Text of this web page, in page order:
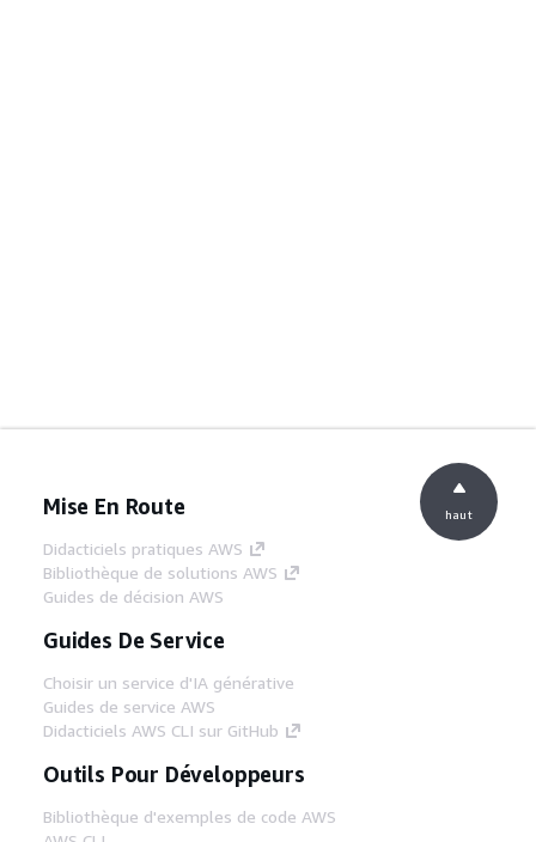
Mise En Route
Didacticiels pratiques AWS
Bibliothèque de solutions AWS
Guides de décision AWS
Guides De Service
Choisir un service d'IA générative
Guides de service AWS
Didacticiels AWS CLI sur GitHub
Outils Pour Développeurs
Bibliothèque d'exemples de code AWS
haut